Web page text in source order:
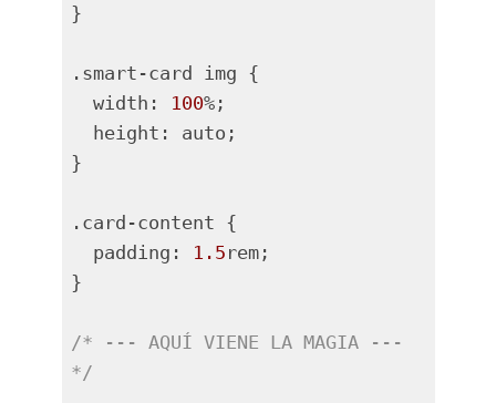
}
.smart-card img {
  width:
100%;
}
.card-content {
  padding:
1.5 rem;
}
/* --- AQUÍ VIENE LA MAGIA ---
*/